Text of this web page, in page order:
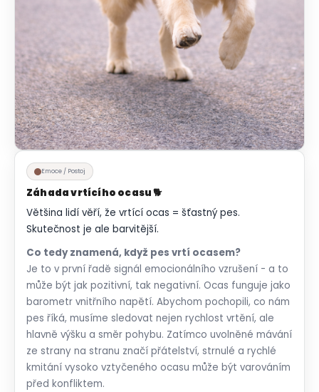
Emoce / Postoj
Záhada vrtícího ocasu 🐕
Většina lidí věří, že vrtící ocas = šťastný pes.
Skutečnost je ale barvitější.
Co tedy znamená, když pes vrtí ocasem?
Je to v první řadě signál emocionálního vzrušení - a to
může být jak pozitivní, tak negativní. Ocas funguje jako
barometr vnitřního napětí. Abychom pochopili, co nám
pes říká, musíme sledovat nejen rychlost vrtění, ale
hlavně výšku a směr pohybu. Zatímco uvolněné mávání
ze strany na stranu značí přátelství, strnulé a rychlé
kmitání vysoko vztyčeného ocasu může být varováním
před konfliktem.